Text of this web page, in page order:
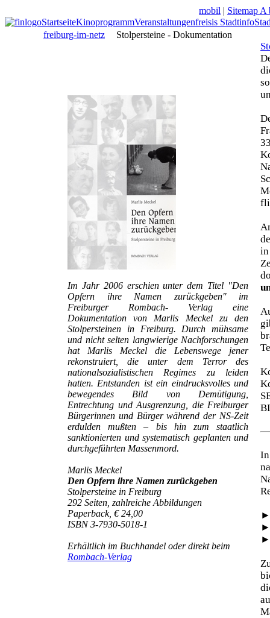
mobil | Sitemap A
StartseiteKinoprogrammVeranstaltungenfreisis Stadtinfo
freiburg-im-netz
Stolpersteine - Dokumentation
Im Jahr 2006 erschien unter dem Titel "Den
Opfern ihre Namen zurückgeben" im
Freiburger Rombach- Verlag eine
Dokumentation von Marlis Meckel zu den
Stolpersteinen in Freiburg. Durch mühsame
und nicht selten langwierige Nachforschungen
hat Marlis Meckel die Lebenswege jener
rekonstruiert, die unter dem Terror des
nationalsozialistischen Regimes zu leiden
hatten. Entstanden ist ein eindrucksvolles und
bewegendes Bild von Demütigung,
Entrechtung und Ausgrenzung, die Freiburger
Bürgerinnen und Bürger während der NS-Zeit
erdulden mußten – bis hin zum staatlich
sanktionierten und systematisch geplanten und
durchgeführten Massenmord.
Marlis Meckel
Den Opfern ihre Namen zurückgeben
Stolpersteine in Freiburg
292 Seiten, zahlreiche Abbildungen
Paperback, € 24,00
ISBN 3-7930-5018-1
Erhältlich im Buchhandel oder direkt beim
Rombach-Verlag